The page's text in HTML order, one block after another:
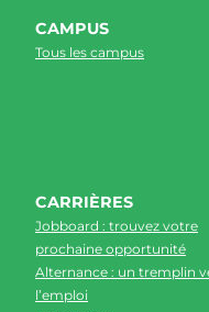
CAMPUS
Tous les campus
CARRIÈRES
Jobboard : trouvez votre
prochaine opportunité
Alternance : un tremplin
l’emploi